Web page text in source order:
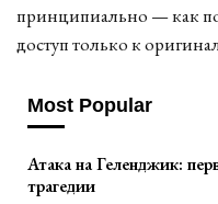
принципиально — как
доступ только к
Most Popular
Атака на Геленджик:
трагедии